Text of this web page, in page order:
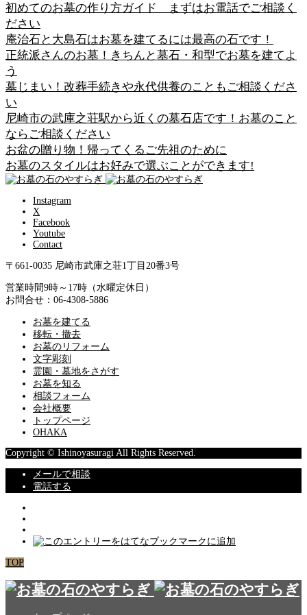
初めてのお墓の作り方ガイド まずはお電話でご相談く
ださい
庵治石と大島石はお墓を建てるには最高の石です！
正統派さんのお墓！きちんと墓石・和型でお墓を建てよ
う
墓じまい！改葬手続きや永代供養のこともご相談くださ
い
尼崎市の武庫之荘駅から近くの墓石店です！お墓のこと
ならご相談ください
お盆の贈り物！帰ってくるご先祖のために
お墓のスタイルはお好みで選ぶことができます!
Instagram
X
Facebook
Youtube
Contact
〒661-0035 尼崎市武庫之荘1丁目20番3号
営業時間9時～17時（水曜定休日）
お問合せ：06-4308-5886
お墓を建てる
移転・撤去
お墓のリフォーム
文字彫刻
霊園・墓地をさがす
お墓を知る
相談フォーム
会社概要
トップページ
OHAKA
Copyright © Ishinoyasuragi All Rights Reserved.
メールで相談
電話する
TOP